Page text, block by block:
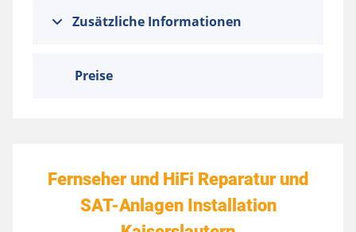
Zusätzliche Informationen
Preise
Fernseher und HiFi Reparatur und
SAT-Anlagen Installation